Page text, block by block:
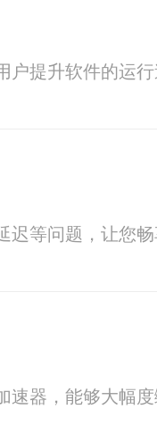
提升软件的运行
等问题，让您畅
器，能够大幅